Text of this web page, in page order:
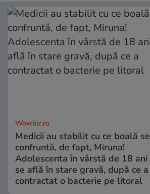
Wowbiz.ro
Medicii au stabilit cu ce boală se
confruntă, de fapt, Miruna!
Adolescenta în vârstă de 18 ani
se află în stare gravă, după ce a
contractat o bacterie pe litoral